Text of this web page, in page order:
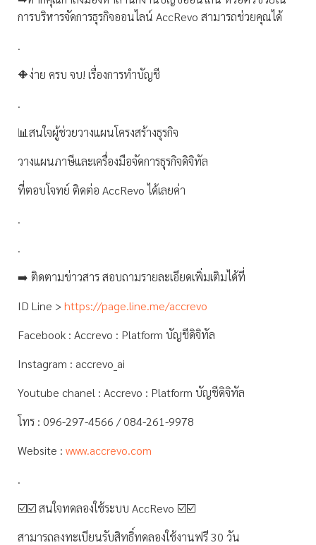
การบริหารจัดการธุรกิจออนไลน์ AccRevo สามารถช่วยคุณได้
.
🔶ง่าย ครบ จบ! เรื่องการทำบัญชี
.
📊สนใจผู้ช่วยวางแผนโครงสร้างธุรกิจ
วางแผนภาษีและเครื่องมือจัดการธุรกิจดิจิทัล
ที่ตอบโจทย์ ติดต่อ AccRevo ได้เลยค่า
.
.
➡️ ติดตามข่าวสาร สอบถามรายละเอียดเพิ่มเติมได้ที่
ID Line >https://page.line.me/accrevo
Facebook : Accrevo : Platform บัญชีดิจิทัล
Instagram : accrevo_ai
Youtube chanel : Accrevo : Platform บัญชีดิจิทัล
โทร : 096-297-4566 / 084-261-9978
Website : www.accrevo.com
.
☑️☑️ สนใจทดลองใช้ระบบ AccRevo ☑️☑️
สามารถลงทะเบียนรับสิทธิ์ทดลองใช้งานฟรี 30 วัน